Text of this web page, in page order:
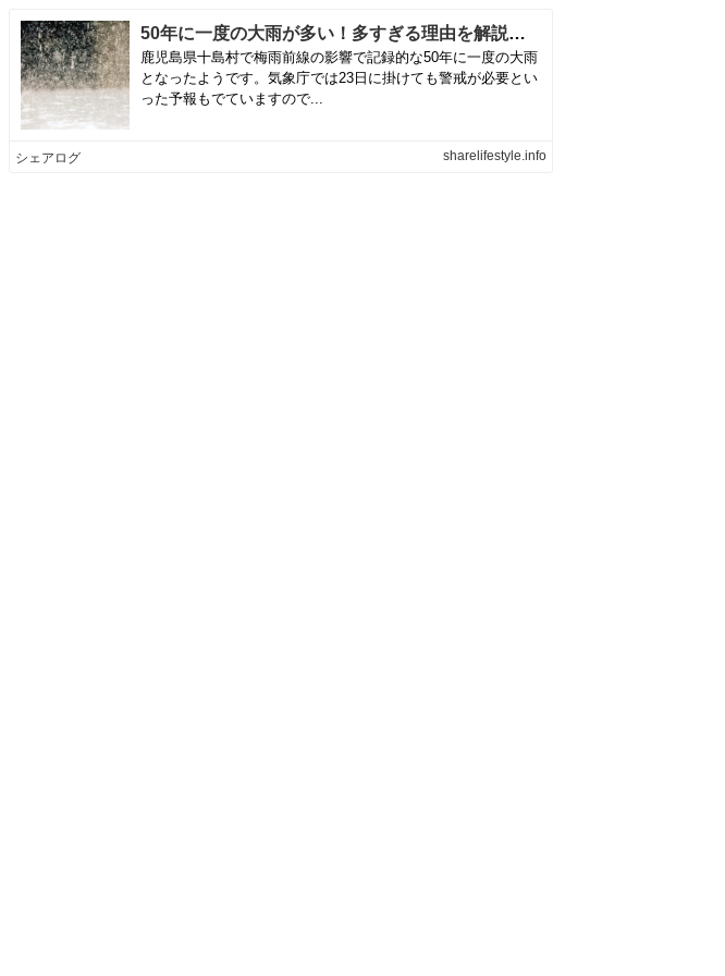
50年に一度の大雨が多い！多すぎる理由を解説！特別警報の基準は
鹿児島県十島村で梅雨前線の影響で記録的な50年に一度の大雨
となったようです。気象庁では23日に掛けても警戒が必要とい
った予報もでていますので...
シェアログ sharelifestyle.info